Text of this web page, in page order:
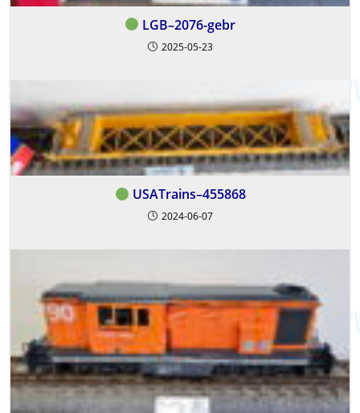
LGB–2076-gebr
2025-05-23
USATrains–455868
2024-06-07